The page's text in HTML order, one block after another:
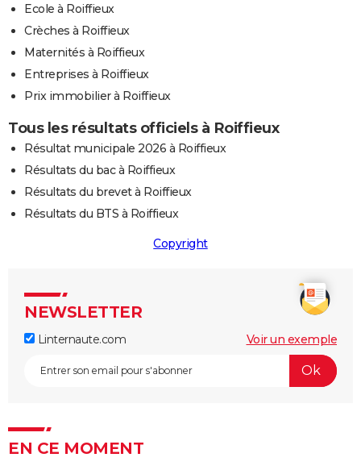
Ecole à Roiffieux
Crèches à Roiffieux
Maternités à Roiffieux
Entreprises à Roiffieux
Prix immobilier à Roiffieux
Tous les résultats officiels à Roiffieux
Résultat municipale 2026 à Roiffieux
Résultats du bac à Roiffieux
Résultats du brevet à Roiffieux
Résultats du BTS à Roiffieux
Copyright
NEWSLETTER
Linternaute.com Voir un exemple
EN CE MOMENT